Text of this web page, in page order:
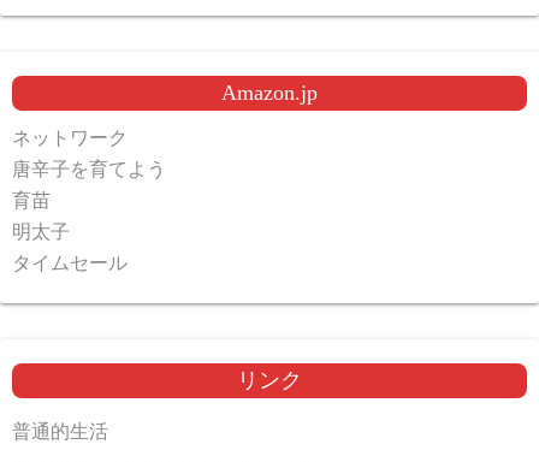
Amazon.jp
ネットワーク
唐辛子を育てよう
育苗
明太子
タイムセール
リンク
普通的生活